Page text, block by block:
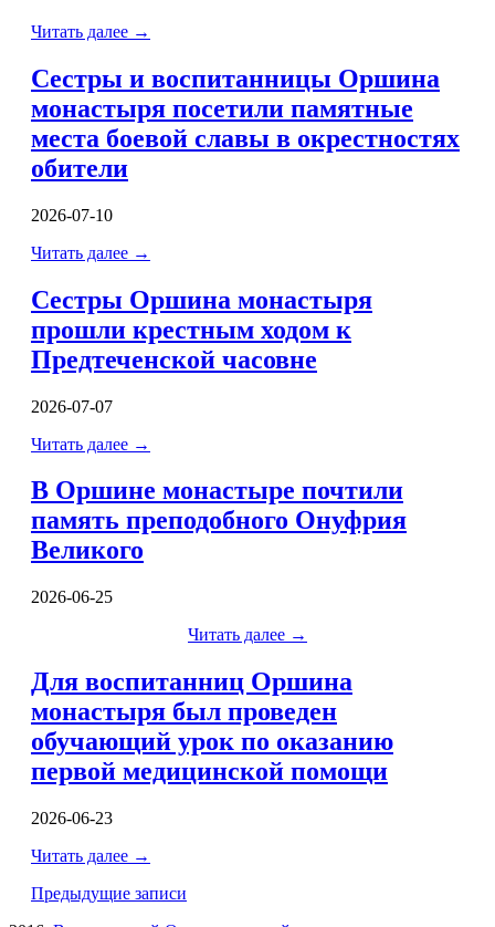
Читать далее →
Сестры и воспитанницы Оршина
монастыря посетили памятные
места боевой славы в окрестностях
обители
2026-07-10
Читать далее →
Сестры Оршина монастыря
прошли крестным ходом к
Предтеченской часовне
2026-07-07
Читать далее →
В Оршине монастыре почтили
память преподобного Онуфрия
Великого
2026-06-25
Читать далее →
Для воспитанниц Оршина
монастыря был проведен
обучающий урок по оказанию
первой медицинской помощи
2026-06-23
Читать далее →
Навигация
Предыдущие записи